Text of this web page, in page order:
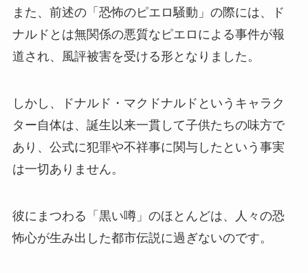
また、前述の「恐怖のピエロ騒動」の際には、ド
ナルドとは無関係の悪質なピエロによる事件が報
道され、風評被害を受ける形となりました。
しかし、ドナルド・マクドナルドというキャラク
ター自体は、誕生以来一貫して子供たちの味方で
あり、公式に犯罪や不祥事に関与したという事実
は一切ありません。
彼にまつわる「黒い噂」のほとんどは、人々の恐
怖心が生み出した都市伝説に過ぎないのです。